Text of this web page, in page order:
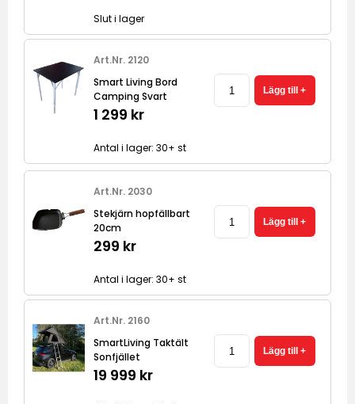
Slut i lager
Art.Nr. 2120
Smart Living Bord
Camping Svart
1 299 kr
Antal i lager: 30+ st
Art.Nr. 2030
Stekjärn hopfällbart
20cm
299 kr
Antal i lager: 30+ st
Art.Nr. 2160
SmartLiving Taktält
Sonfjället
19 999 kr